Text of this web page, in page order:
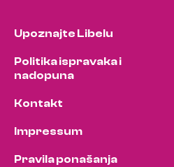
Upoznajte Libelu
Politika ispravaka i
nadopuna
Kontakt
Impressum
Pravila ponašanja